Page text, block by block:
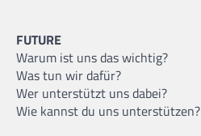
FUTURE
Warum ist uns das wichtig?
Was tun wir dafür?
Wer unterstützt uns dabei?
Wie kannst du uns unterstützen?